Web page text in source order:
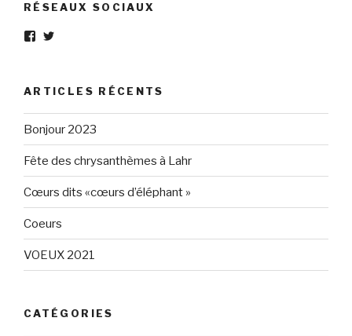
RÉSEAUX SOCIAUX
Voir
Eléphant-
Gris-
160596147294205
sur
Facebook
Voir
elephantgris
sur
Twitter
ARTICLES RÉCENTS
Bonjour 2023
Fête des chrysanthèmes à Lahr
Cœurs dits «cœurs d’éléphant »
Coeurs
VOEUX 2021
CATÉGORIES